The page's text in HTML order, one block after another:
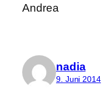
Andrea
nadia
9. Juni 2014